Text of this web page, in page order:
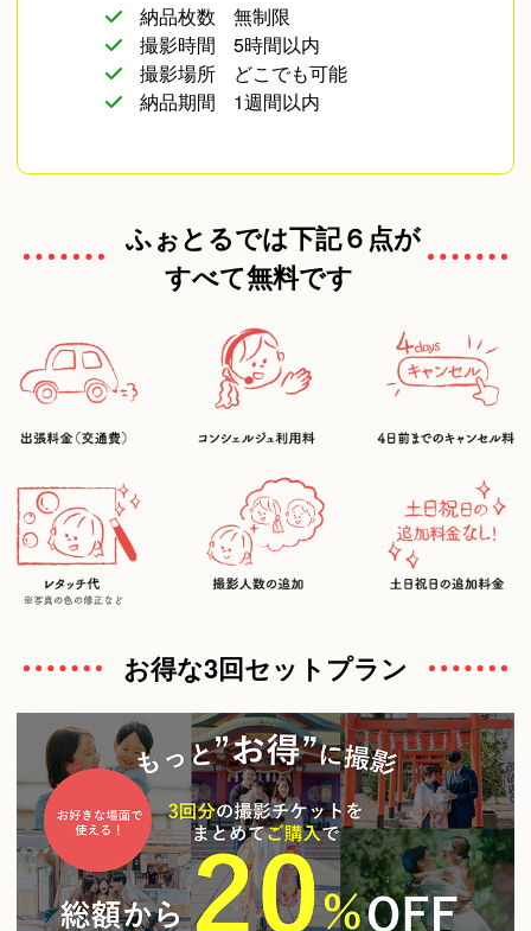
納品枚数
無制限
撮影時間
5時間以内
撮影場所
どこでも可能
納品期間
1週間以内
ふぉとるでは下記６点が
すべて無料です
お得な3回セットプラン